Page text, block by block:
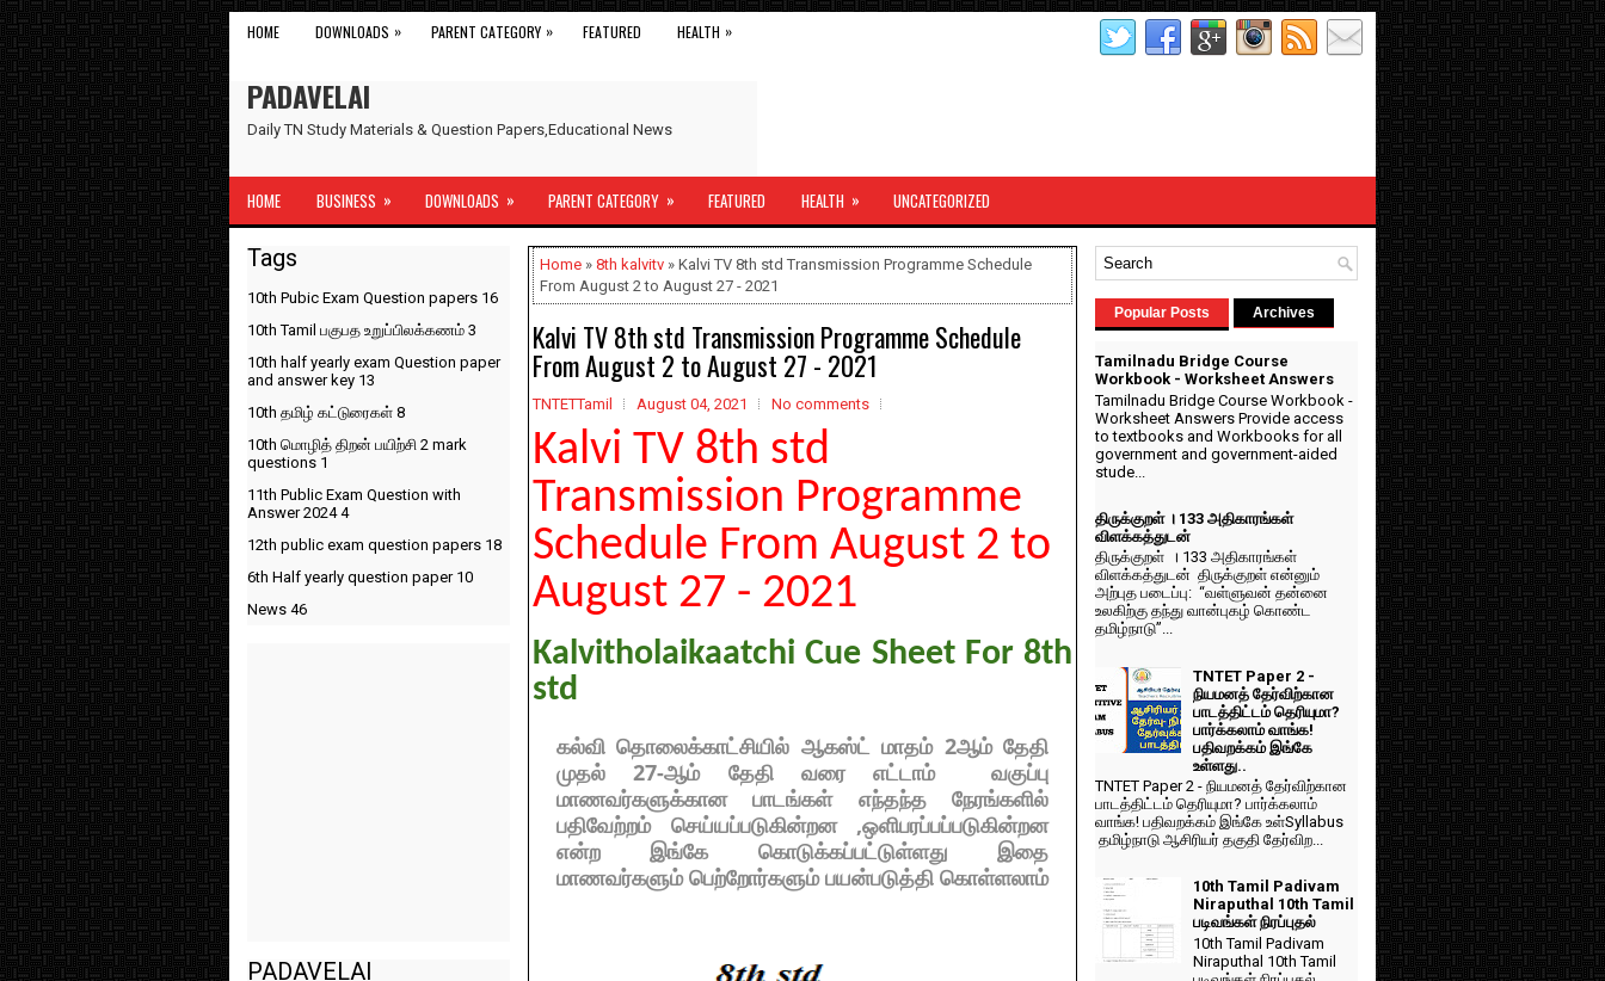
HOME DOWNLOADS » PARENT CATEGORY » FEATURED HEALTH »
PADAVELAI
Daily TN Study Materials & Question Papers,Educational News
HOME BUSINESS » DOWNLOADS » PARENT CATEGORY » FEATURED HEALTH » UNCATEGORIZED
Home » 8th kalvitv » Kalvi TV 8th std Transmission Programme Schedule
From August 2 to August 27 - 2021
Kalvi TV 8th std Transmission Programme Schedule
From August 2 to August 27 - 2021
TNTETTamil August 04, 2021 No comments
Kalvi TV 8th std
Transmission Programme
Schedule From August 2 to
August 27 - 2021
Kalvitholaikaatchi Cue Sheet For 8th
std
கல்வி தொலைக்காட்சியில் ஆகஸ்ட் மாதம் 2ஆம் தேதி
முதல் 27-ஆம் தேதி வரை எட்டாம்  வகுப்பு
மாணவர்களுக்கான பாடங்கள் எந்தந்த நேரங்களில்
பதிவேற்றம் செய்யப்படுகின்றன ,ஒளிபரப்பப்படுகின்றன
என்ற இங்கே கொடுக்கப்பட்டுள்ளது இதை
மாணவர்களும் பெற்றோர்களும் பயன்படுத்தி கொள்ளலாம்
Tags
10th Pubic Exam Question papers 16
10th Tamil பகுபத உறுப்பிலக்கணம் 3
10th half yearly exam Question paper
and answer key 13
10th தமிழ் கட்டுரைகள் 8
10th மொழித் திறன் பயிற்சி 2 mark
questions 1
11th Public Exam Question with
Answer 20244
12th public exam question papers 18
6th Half yearly question paper 10
News 46
PADAVELAI
Popular Posts Archives
Tamilnadu Bridge Course
Workbook - Worksheet Answers
Tamilnadu Bridge Course Workbook -
Worksheet Answers Provide access
to textbooks and Workbooks for all
government and government-aided
stude...
திருக்குறள் । 133 அதிகாரங்கள்
விளக்கத்துடன்
திருக்குறள் । 133 அதிகாரங்கள்
விளக்கத்துடன் திருக்குறள் என்னும்
அற்புத படைப்பு: “வள்ளுவன் தன்னை
உலகிற்கு தந்து வான்புகழ் கொண்ட
தமிழ்நாடு”...
TNTET Paper 2 -
நியமனத் தேர்விற்கான
பாடத்திட்டம் தெரியுமா?
பார்க்கலாம் வாங்க!
பதிவறக்கம் இங்கே
உள்ளது..
TNTET Paper 2 - நியமனத் தேர்விற்கான
பாடத்திட்டம் தெரியுமா? பார்க்கலாம்
வாங்க! பதிவறக்கம் இங்கே உள்Syllabus
தமிழ்நாடு ஆசிரியர் தகுதி தேர்விற...
10th Tamil Padivam
Niraputhal 10th Tamil
படிவங்கள் நிரப்புதல்
10th Tamil Padivam
Niraputhal 10th Tamil